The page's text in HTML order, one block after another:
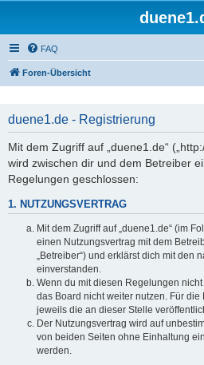
FAQ
Foren-Übersicht
duene1.de - Registrierung
Mit dem Zugriff auf „duene1.de“
wird zwischen dir und dem Betreiber
Regelungen geschlossen:
1. NUTZUNGSVERTRAG
Mit dem Zugriff auf „duene1.de“ (im
einen Nutzungsvertrag mit dem
„Betreiber“) und erklärst dich mit den
einverstanden.
Wenn du mit diesen Regelungen
das Board nicht weiter nutzen. Für
jeweils die an dieser Stelle
Der Nutzungsvertrag wird auf
von beiden Seiten ohne Einhaltung
werden.